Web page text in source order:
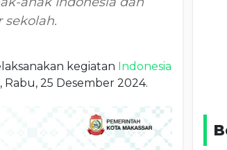
kegiatan Indonesia
Rabu, 25 Desember 2024.